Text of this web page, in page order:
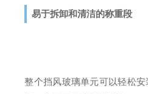
易于拆卸和清洁的称重段
整个挡风玻璃单元可以轻松安